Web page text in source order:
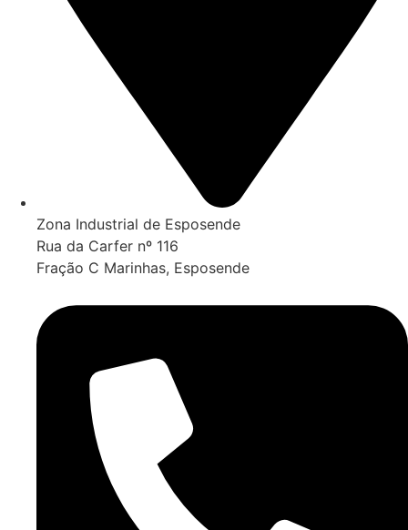
Zona Industrial de Esposende
Rua da Carfer nº 116
Fração C Marinhas, Esposende